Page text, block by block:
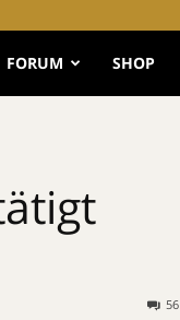
FORUM SHOP
56